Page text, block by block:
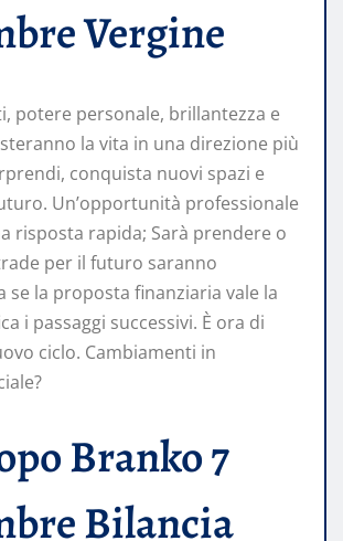
Vergine
potere personale, brillantezza e
la vita in una direzione più
conquista nuovi spazi e
Un’opportunità professionale
risposta rapida; Sarà prendere o
per il futuro saranno
se la proposta finanziaria vale la
i passaggi successivi. È ora di
ciclo. Cambiamenti in
Branko 7
Bilancia